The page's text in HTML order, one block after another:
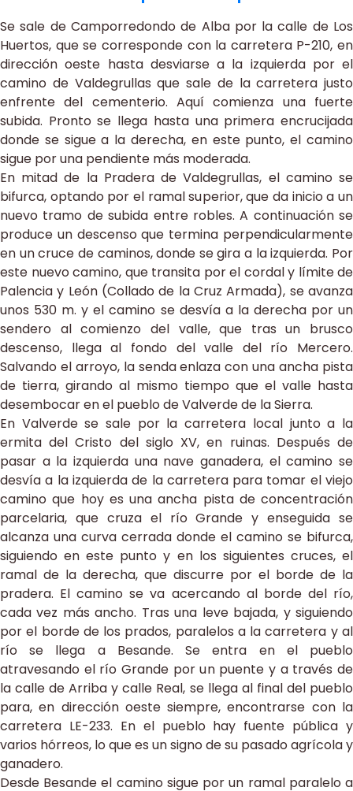
Se sale de Camporredondo de Alba por la calle de Los
Huertos, que se corresponde con la carretera P-210, en
dirección oeste hasta desviarse a la izquierda por el
camino de Valdegrullas que sale de la carretera justo
enfrente del cementerio. Aquí comienza una fuerte
subida. Pronto se llega hasta una primera encrucijada
donde se sigue a la derecha, en este punto, el camino
sigue por una pendiente más moderada.
En mitad de la Pradera de Valdegrullas, el camino se
bifurca, optando por el ramal superior, que da inicio a un
nuevo tramo de subida entre robles. A continuación se
produce un descenso que termina perpendicularmente
en un cruce de caminos, donde se gira a la izquierda. Por
este nuevo camino, que transita por el cordal y límite de
Palencia y León (Collado de la Cruz Armada), se avanza
unos 530 m. y el camino se desvía a la derecha por un
sendero al comienzo del valle, que tras un brusco
descenso, llega al fondo del valle del río Mercero.
Salvando el arroyo, la senda enlaza con una ancha pista
de tierra, girando al mismo tiempo que el valle hasta
desembocar en el pueblo de Valverde de la Sierra.
En Valverde se sale por la carretera local junto a la
ermita del Cristo del siglo XV, en ruinas. Después de
pasar a la izquierda una nave ganadera, el camino se
desvía a la izquierda de la carretera para tomar el viejo
camino que hoy es una ancha pista de concentración
parcelaria, que cruza el río Grande y enseguida se
alcanza una curva cerrada donde el camino se bifurca,
siguiendo en este punto y en los siguientes cruces, el
ramal de la derecha, que discurre por el borde de la
pradera. El camino se va acercando al borde del río,
cada vez más ancho. Tras una leve bajada, y siguiendo
por el borde de los prados, paralelos a la carretera y al
río se llega a Besande. Se entra en el pueblo
atravesando el río Grande por un puente y a través de
la calle de Arriba y calle Real, se llega al final del pueblo
para, en dirección oeste siempre, encontrarse con la
carretera LE-233. En el pueblo hay fuente pública y
varios hórreos, lo que es un signo de su pasado agrícola y
ganadero.
Desde Besande el camino sigue por un ramal paralelo a